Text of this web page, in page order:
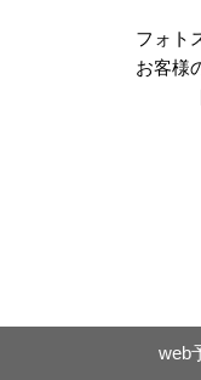
web
フォト
お客様